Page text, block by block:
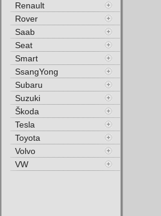
Renault
Rover
Saab
Seat
Smart
SsangYong
Subaru
Suzuki
Škoda
Tesla
Toyota
Volvo
VW